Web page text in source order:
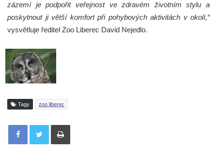
zázemí je podpořit veřejnost ve zdravém životním stylu a
poskytnout ji větší komfort při pohybových aktivitách v okolí,“
vysvětluje ředitel Zoo Liberec David Nejedlo.
Tagy zoo liberec
Tisknout